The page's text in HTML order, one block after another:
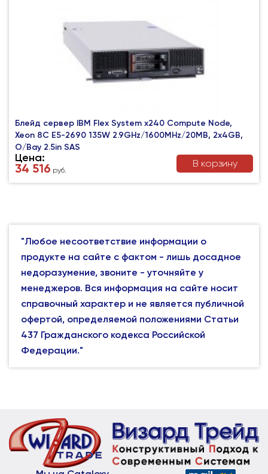
Блейд сервер IBM Flex System x240 Compute Node,
Xeon 8C E5-2690 135W 2.9GHz/1600MHz/20MB, 2x4GB,
O/Bay 2.5in SAS
Цена:
34 516 руб.
В корзину
"Любое несоответствие информации о
продукте на сайте с фактом - лишь досадное
недоразумение, звоните - уточняйте у
менеджеров. Вся информация на сайте носит
справочный характер и не является публичной
офертой, определяемой положениями Статьи
437 Гражданского кодекса Российской
Федерации."